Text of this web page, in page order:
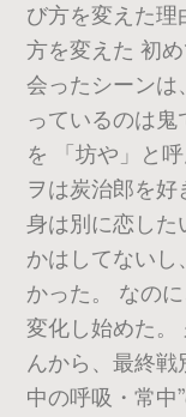
び方を変えた
方を変えた 初
会ったシーン
っているのは鬼
を 「坊や」と
ヲは炭治郎を
身は別に恋した
かはしてない
かった。 なの
変化し始めた。
んから、最終戦
中の呼吸・常中